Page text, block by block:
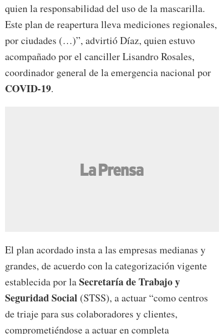
quien la responsabilidad del uso de la mascarilla.
Este plan de reapertura lleva mediciones regionales,
por ciudades (…)”, advirtió Díaz, quien estuvo
acompañado por el canciller Lisandro Rosales,
coordinador general de la emergencia nacional por
COVID-19.
El plan acordado insta a las empresas medianas y
grandes, de acuerdo con la categorización vigente
establecida por laSecretaría de Trabajo y
Seguridad Social (STSS), a actuar “como centros
de triaje para sus colaboradores y clientes,
comprometiéndose a actuar en completa